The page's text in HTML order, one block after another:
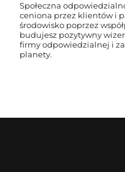
Społeczna
ceniona przez klientów i
środowisko poprzez
budujesz pozytywny
firmy odpowiedzialnej i
planety.